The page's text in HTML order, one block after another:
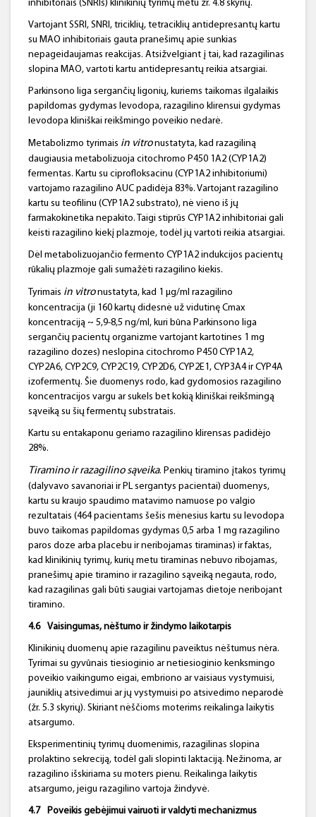
inhibitoriais (SNRIs) klinikinių tyrimų metu žr. 4.8 skyrių.
Vartojant SSRI, SNRI, triciklių, tetraciklių antidepresantų kartu
su MAO inhibitoriais gauta pranešimų apie sunkias
nepageidaujamas reakcijas. Atsižvelgiant į tai, kad razagilinas
slopina MAO, vartoti kartu antidepresantų reikia atsargiai.
Parkinsono liga sergančių ligonių, kuriems taikomas ilgalaikis
papildomas gydymas levodopa, razagilino klirensui gydymas
levodopa kliniškai reikšmingo poveikio nedarė.
Metabolizmo tyrimais in vitronustatyta, kad razagiliną
daugiausia metabolizuoja citochromo P450 1A2 (CYP1A2)
fermentas. Kartu su ciprofloksacinu (CYP1A2 inhibitoriumi)
vartojamo razagilino AUC padidėja 83%. Vartojant razagilino
kartu su teofilinu (CYP1A2 substrato), nė vieno iš jų
farmakokinetika nepakito. Taigi stiprūs CYP1A2 inhibitoriai gali
keisti razagilino kiekį plazmoje, todėl jų vartoti reikia atsargiai.
Dėl metabolizuojančio fermento CYP1A2 indukcijos pacientų
rūkalių plazmoje gali sumažėti razagilino kiekis.
Tyrimais in vitronustatyta, kad 1 μg/ml razagilino
koncentracija (ji 160 kartų didesnė už vidutinę Cmax
koncentraciją ~ 5,9-8,5 ng/ml, kuri būna Parkinsono liga
sergančių pacientų organizme vartojant kartotines 1 mg
razagilino dozes) neslopina citochromo P450 CYP1A2,
CYP2A6, CYP2C9, CYP2C19, CYP2D6, CYP2E1, CYP3A4 ir CYP4A
izofermentų. Šie duomenys rodo, kad gydomosios razagilino
koncentracijos vargu ar sukels bet kokią kliniškai reikšmingą
sąveiką su šių fermentų substratais.
Kartu su entakaponu geriamo razagilino klirensas padidėjo
28%.
Tiraminoirrazagilinosąveika. Penkių tiramino įtakos tyrimų
(dalyvavo savanoriai ir PL sergantys pacientai) duomenys,
kartu su kraujo spaudimo matavimo namuose po valgio
rezultatais (464 pacientams šešis mėnesius kartu su levodopa
buvo taikomas papildomas gydymas 0,5 arba 1 mg razagilino
paros doze arba placebu ir neribojamas tiraminas) ir faktas,
kad klinikinių tyrimų, kurių metu tiraminas nebuvo ribojamas,
pranešimų apie tiramino ir razagilino sąveiką negauta, rodo,
kad razagilinas gali būti saugiai vartojamas dietoje neribojant
tiramino.
4.6 Vaisingumas, nėštumo ir žindymo laikotarpis
Klinikinių duomenų apie razagilinu paveiktus nėštumus nėra.
Tyrimai su gyvūnais tiesioginio ar netiesioginio kenksmingo
poveikio vaikingumo eigai, embriono ar vaisiaus vystymuisi,
jauniklių atsivedimui ar jų vystymuisi po atsivedimo neparodė
(žr. 5.3 skyrių). Skiriant nėščioms moterims reikalinga laikytis
atsargumo.
Eksperimentinių tyrimų duomenimis, razagilinas slopina
prolaktino sekreciją, todėl gali slopinti laktaciją. Nežinoma, ar
razagilino išskiriama su moters pienu. Reikalinga laikytis
atsargumo, jeigu razagilino vartoja žindyvė.
4.7 Poveikis gebėjimui vairuoti ir valdyti mechanizmus